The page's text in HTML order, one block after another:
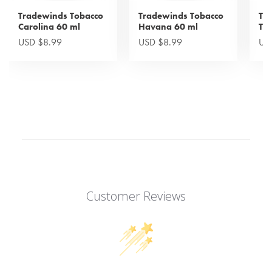
Tradewinds Tobacco
Carolina 60 ml
USD $8.99
Tradewinds Tobacco
Havana 60 ml
USD $8.99
Customer Reviews